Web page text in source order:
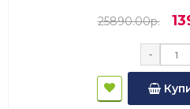
25890.00р.
-